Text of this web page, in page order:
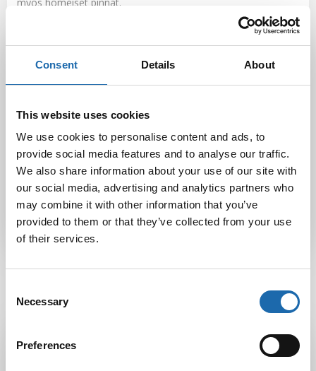
Consent Details About
This website uses cookies
We use cookies to personalise content and ads, to
provide social media features and to analyse our traffic.
We also share information about your use of our site with
our social media, advertising and analytics partners who
may combine it with other information that you’ve
provided to them or that they’ve collected from your use
of their services.
Selection
Necessary
Preferences
Lisää tietoa uusista tuotteistamme saat nettisivuilta ja
messuosastoltamme A 645. Tervetuloa!
Facebook Pinterest
Sini Lehtonen